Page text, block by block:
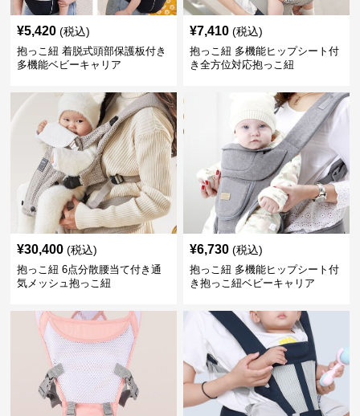
¥5,420 (税込)
抱っこ紐 着脱式頭部保護板付き
多機能ベビーキャリア
¥7,410 (税込)
抱っこ紐 多機能ヒップシート付
き全方位対応抱っこ紐
¥30,400 (税込)
抱っこ紐 6点分散腰当て付き通
気メッシュ抱っこ紐
¥6,730 (税込)
抱っこ紐 多機能ヒップシート付
き抱っこ紐ベビーキャリア